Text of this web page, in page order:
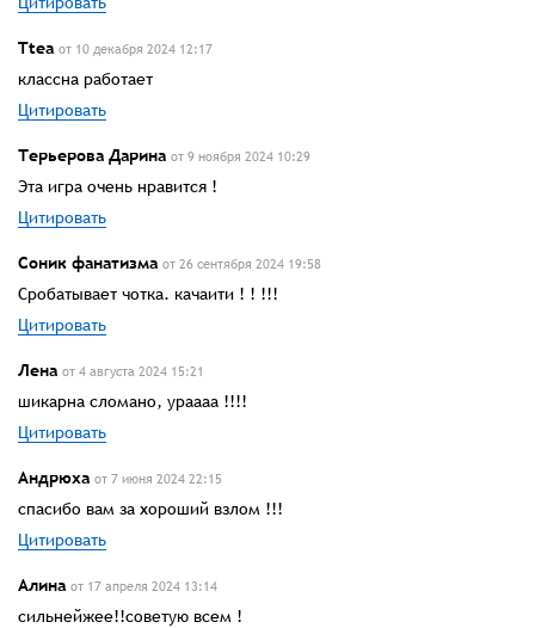
Ttea от 10 декабря 2024 12:17
классна работает
Цитировать
Терьерова Дарина от 9 ноября 2024 10:29
Эта игра очень нравится !
Цитировать
Соник фанатизма от 26 сентября 2024 19:58
Сробатывает чотка. качаити ! ! !!!
Цитировать
Лена от 4 августа 2024 15:21
шикарна сломано, ураааа !!!!
Цитировать
Андрюха от 7 июня 2024 22:15
спасибо вам за хороший взлом !!!
Цитировать
Алина от 17 апреля 2024 13:14
сильнейжее!!советую всем !